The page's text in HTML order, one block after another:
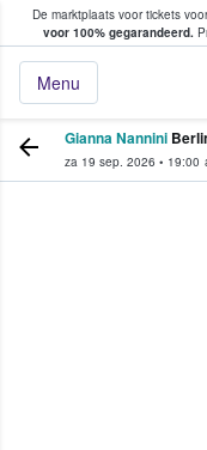
De marktplaats voor tickets
voor 100% gegarandeerd.
Menu
tickets
Gianna Nannini
za 19 sep. 2026 • 19:00